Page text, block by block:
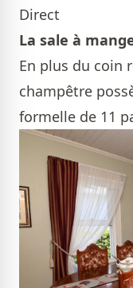
Direct
La sale à
En plus du coin
champêtre
formelle de 11